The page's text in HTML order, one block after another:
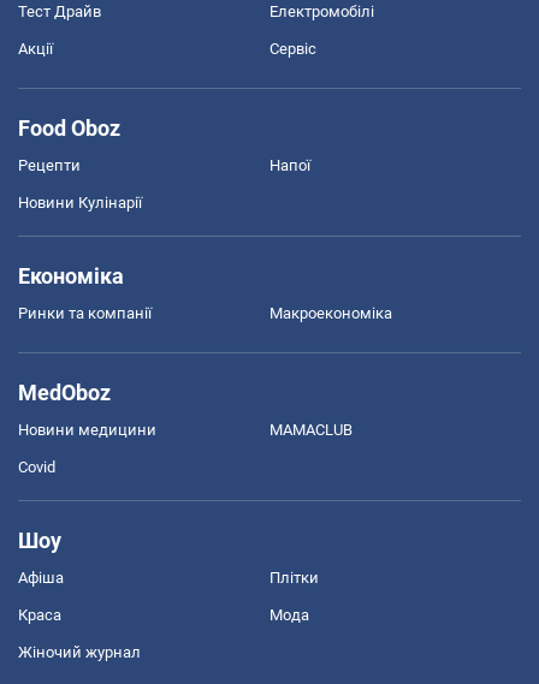
Тест Драйв Електромобілі
Акції Сервіс
Food Oboz
Рецепти Напої
Новини Кулінарії
Економіка
Ринки та компанії Макроекономіка
MedOboz
Новини медицини MAMACLUB
Covid
Шоу
Афіша Плітки
Краса Мода
Жіночий журнал